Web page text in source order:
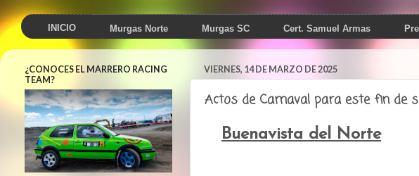
INICIO Murgas Norte Murgas SC Cert. Samuel Armas
VIERNES, 14 DE MARZO DE 2025
Actos de Carnaval para este fin de
Buenavista del Norte
¿CONOCES EL MARRERO RACING
TEAM?